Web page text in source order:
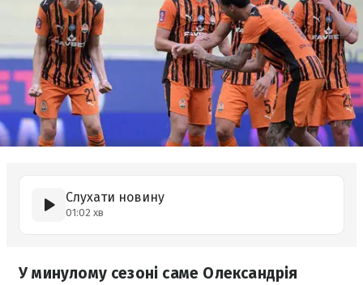
Слухати новину
01:02 хв
У минулому сезоні саме Олександрія